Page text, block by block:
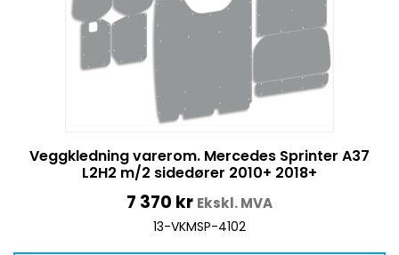
Veggkledning varerom. Mercedes Sprinter A37
L2H2 m/2 sidedører 2010+ 2018+
7 370 kr Ekskl. MVA
13-VKMSP-4102